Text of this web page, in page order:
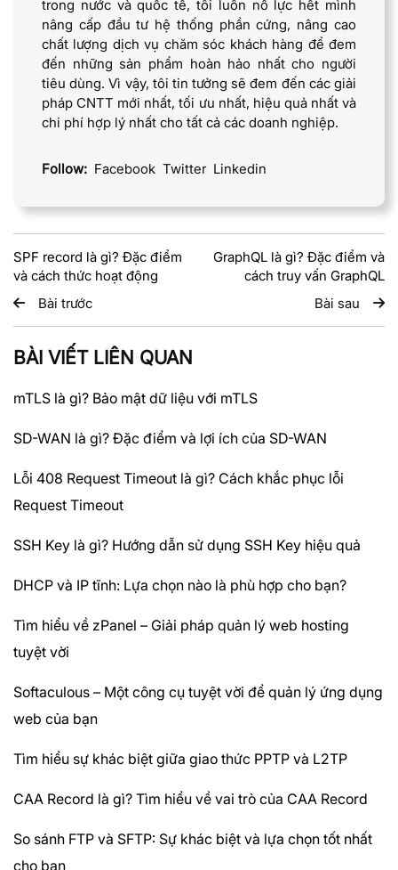
trong nước và quốc tế, tôi luôn nỗ lực hết mình
nâng cấp đầu tư hệ thống phần cứng, nâng cao
chất lượng dịch vụ chăm sóc khách hàng để đem
đến những sản phẩm hoàn hảo nhất cho người
tiêu dùng. Vì vậy, tôi tin tưởng sẽ đem đến các giải
pháp CNTT mới nhất, tối ưu nhất, hiệu quả nhất và
chi phí hợp lý nhất cho tất cả các doanh nghiệp.
Follow: Facebook Twitter Linkedin
SPF record là gì? Đặc điểm
và cách thức hoạt động
Bài trước
GraphQL là gì? Đặc điểm và
cách truy vấn GraphQL
Bài sau
BÀI VIẾT LIÊN QUAN
mTLS là gì? Bảo mật dữ liệu với mTLS
SD-WAN là gì? Đặc điểm và lợi ích của SD-WAN
Lỗi 408 Request Timeout là gì? Cách khắc phục lỗi
Request Timeout
SSH Key là gì? Hướng dẫn sử dụng SSH Key hiệu quả
DHCP và IP tĩnh: Lựa chọn nào là phù hợp cho bạn?
Tìm hiểu về zPanel – Giải pháp quản lý web hosting
tuyệt vời
Softaculous – Một công cụ tuyệt vời để quản lý ứng dụng
web của bạn
Tìm hiểu sự khác biệt giữa giao thức PPTP và L2TP
CAA Record là gì? Tìm hiểu về vai trò của CAA Record
So sánh FTP và SFTP: Sự khác biệt và lựa chọn tốt nhất
cho bạn